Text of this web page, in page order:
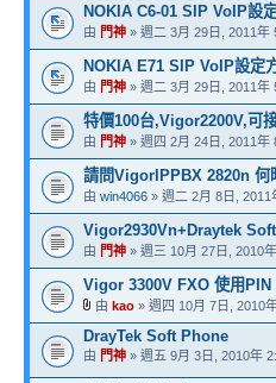
NOKIA C6-01 SIP VoIP設
由 門神 » 週二 3月 29日, 2011年
NOKIA E71 SIP VoIP設定
由 門神 » 週二 3月 29日, 2011年
特價100台,Vigor2200V,可
由 門神 » 週四 2月 24日, 2011年
請問VigorIPPBX 2820n 何
由 win4066 » 週二 2月 8日, 2011
Vigor2930Vn+Draytek
由 門神 » 週三 10月 27日, 2010
Vigor 3300V FXO 使用PIN
由 kao » 週四 10月 7日, 2010
DrayTek Soft Phone
由 門神 » 週五 9月 3日, 2010年